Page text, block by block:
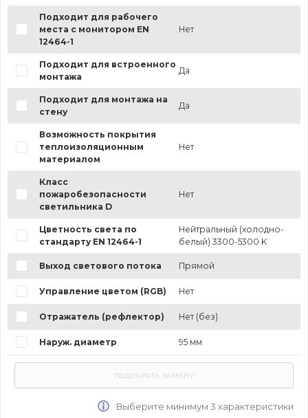
Подходит для рабочего
места с монитором EN
12464-1
Нет
Подходит для встроенного
монтажа
Да
Подходит для монтажа на
стену
Да
Возможность покрытия
теплоизоляционным
материалом
Нет
Класс
пожаробезопасности
светильника D
Нет
Цветность света по
стандарту EN 12464-1
Нейтральный (холодно-
белый) 3300-5300 K
Выход светового потока Прямой
Управление цветом (RGB) Нет
Отражатель (рефлектор) Нет (без)
Наруж. диаметр 95 мм
Выберите минимум 3 характеристики